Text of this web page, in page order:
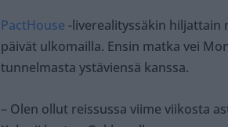
PactHouse -liverealityssäkin hiljattain
päivät ulkomailla. Ensin matka vei
tunnelmasta ystäviensä kanssa.
– Olen ollut reissussa viime viikosta